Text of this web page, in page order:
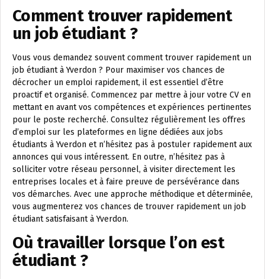
Comment trouver rapidement
un job étudiant ?
Vous vous demandez souvent comment trouver rapidement un
job étudiant à Yverdon ? Pour maximiser vos chances de
décrocher un emploi rapidement, il est essentiel d’être
proactif et organisé. Commencez par mettre à jour votre CV en
mettant en avant vos compétences et expériences pertinentes
pour le poste recherché. Consultez régulièrement les offres
d’emploi sur les plateformes en ligne dédiées aux jobs
étudiants à Yverdon et n’hésitez pas à postuler rapidement aux
annonces qui vous intéressent. En outre, n’hésitez pas à
solliciter votre réseau personnel, à visiter directement les
entreprises locales et à faire preuve de persévérance dans
vos démarches. Avec une approche méthodique et déterminée,
vous augmenterez vos chances de trouver rapidement un job
étudiant satisfaisant à Yverdon.
Où travailler lorsque l’on est
étudiant ?